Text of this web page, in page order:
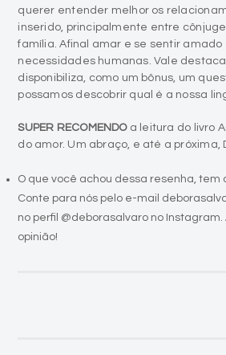
querer entender melhor os
inserido, principalmente entre
família. Afinal amar e se sentir amado
necessidades humanas. Vale
disponibiliza, como um bônus, um
possamos descobrir qual é a nossa
SUPER RECOMENDO a leitura do livro
do amor. Um abraço, e até a próxima,
O que você achou dessa resenha, tem
Conte para nós pelo e-mail
no perfil @deborasalvaro no
opinião!